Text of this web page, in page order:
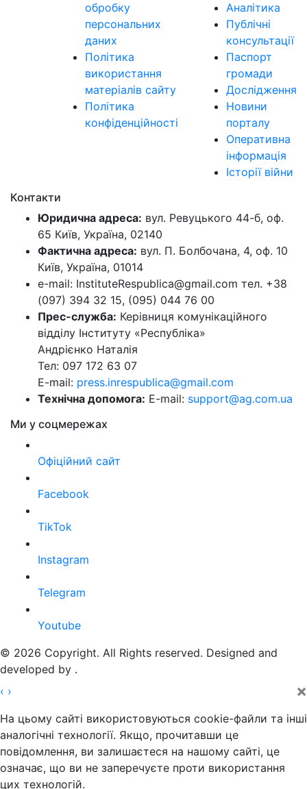
обробку
персональних
даних
Політика
використання
матеріалів сайту
Політика
конфіденційності
Аналітика
Публічні
консультації
Паспорт
громади
Дослідження
Новини
порталу
Оперативна
інформація
Історії війни
Контакти
Юридична адреса: вул. Ревуцького 44-б, оф.
65 Київ, Україна, 02140
Фактична адреса: вул. П. Болбочана, 4, оф. 10
Київ, Україна, 01014
e-mail: InstituteRespublica@gmail.com тел. +38
(097) 394 32 15, (095) 044 76 00
Прес-служба: Керівниця комунікаційного
відділу Інституту «Республіка»
Андрієнко Наталія
Тел: 097 172 63 07
E-mail: press.inrespublica@gmail.com
Технічна допомога: E-mail: support@ag.com.ua
Ми у соцмережах
Офіційний сайт
Facebook
TikTok
Instagram
Telegram
Youtube
© 2026 Copyright. All Rights reserved. Designed and
developed by .
‹ › ×
На цьому сайті використовуються cookie-файли та інші
аналогічні технології. Якщо, прочитавши це
повідомлення, ви залишаєтеся на нашому сайті, це
означає, що ви не заперечуєте проти використання
цих технологій.